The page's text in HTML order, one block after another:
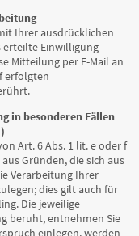
Ihrer ausdrücklichen
erteilte Einwilligung
Mitteilung per E-Mail an
erfolgten
in besonderen Fällen
Art. 6 Abs. 1 lit. e oder f
Gründen, die sich aus
Verarbeitung Ihrer
dies gilt auch für
Die jeweilige
beruht, entnehmen Sie
einlegen, werden